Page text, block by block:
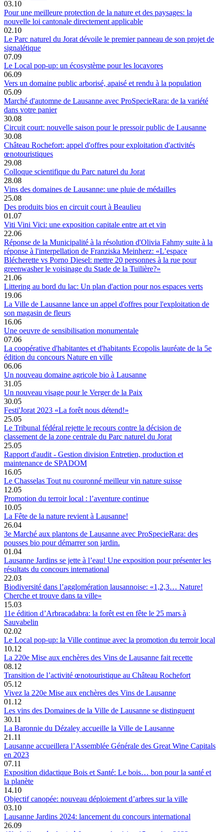
03.10
Pour une meilleure protection de la nature et des paysages: la
nouvelle loi cantonale directement applicable
02.10
Le Parc naturel du Jorat dévoile le premier panneau de son projet de
signalétique
07.09
Le Local pop-up: un écosystème pour les locavores
06.09
Vers un domaine public arborisé, apaisé et rendu à la population
05.09
Marché d'automne de Lausanne avec ProSpecieRara: de la variété
dans votre panier
30.08
Circuit court: nouvelle saison pour le pressoir public de Lausanne
30.08
Château Rochefort: appel d'offres pour exploitation d'activités
œnotouristiques
29.08
Colloque scientifique du Parc naturel du Jorat
28.08
Vins des domaines de Lausanne: une pluie de médailles
25.08
Des produits bios en circuit court à Beaulieu
01.07
Viti Vini Vici: une exposition capitale entre art et vin
22.06
Réponse de la Municipalité à la résolution d'Olivia Fahmy suite à la
réponse à l'interpellation de Franziska Meinherz: «L’espace
Blécherette vs Porno Diesel: mettre 20 personnes à la rue pour
greenwasher le voisinage du Stade de la Tuilière?»
21.06
Littering au bord du lac: Un plan d'action pour nos espaces verts
19.06
La Ville de Lausanne lance un appel d'offres pour l'exploitation de
son magasin de fleurs
16.06
Une oeuvre de sensibilisation monumentale
07.06
La coopérative d'habitantes et d'habitants Ecopolis lauréate de la 5e
édition du concours Nature en ville
06.06
Un nouveau domaine agricole bio à Lausanne
31.05
Un nouveau visage pour le Verger de la Paix
30.05
Festi'Jorat 2023 «La forêt nous détend!»
25.05
Le Tribunal fédéral rejette le recours contre la décision de
classement de la zone centrale du Parc naturel du Jorat
25.05
Rapport d'audit - Gestion division Entretien, production et
maintenance de SPADOM
16.05
Le Chasselas Tout nu couronné meilleur vin nature suisse
12.05
Promotion du terroir local : l’aventure continue
10.05
La Fête de la nature revient à Lausanne!
26.04
3e Marché aux plantons de Lausanne avec ProSpecieRara: des
pousses bio pour démarrer son jardin.
01.04
Lausanne Jardins se jette à l’eau! Une exposition pour présenter les
résultats du concours international
22.03
Biodiversité dans l’agglomération lausannoise: «1,2,3… Nature!
Cherche et trouve dans ta ville»
15.03
11e édition d’Arbracadabra: la forêt est en fête le 25 mars à
Sauvabelin
02.02
Le Local pop-up: la Ville continue avec la promotion du terroir local
10.12
La 220e Mise aux enchères des Vins de Lausanne fait recette
08.12
Transition de l’activité œnotouristique au Château Rochefort
05.12
Vivez la 220e Mise aux enchères des Vins de Lausanne
01.12
Les vins des Domaines de la Ville de Lausanne se distinguent
30.11
La Baronnie du Dézaley accueille la Ville de Lausanne
21.11
Lausanne accueillera l’Assemblée Générale des Great Wine Capitals
en 2023
07.11
Exposition didactique Bois et Santé: Le bois… bon pour la santé et
la planète
14.10
Objectif canopée: nouveau déploiement d’arbres sur la ville
03.10
Lausanne Jardins 2024: lancement du concours international
26.09